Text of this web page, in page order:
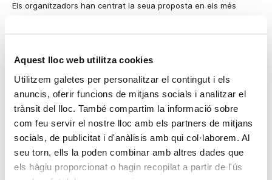
Aquest lloc web utilitza cookies
Utilitzem galetes per personalitzar el contingut i els
anuncis, oferir funcions de mitjans socials i analitzar el
trànsit del lloc. També compartim la informació sobre
com feu servir el nostre lloc amb els partners de mitjans
socials, de publicitat i d'anàlisis amb qui col·laborem. Al
seu torn, ells la poden combinar amb altres dades que
els hàgiu proporcionat o hagin recopilat a partir de l'ús
Els organitzadors han centrat la seua proposta en els més
El programa intenta acostar les cultures dels diferents
dansa del ventre, orfebreria tuareg), Àsia (cuina asiàtica, plats
xinesos, malabarsswing…), Oceania (maquillatge maori, pintura
i decoració aborigen) o Amèrica del Sud ( capoeira, collars, taller
de modelatge de fang…) fins a Àfrica o Europa. A més,
associacions com Manos Morenas o Camerún exposaran els
seus punts de vista sobre la multiculturalitat.
Les activitats proposades es realitzaran al Palau d’Exposicions